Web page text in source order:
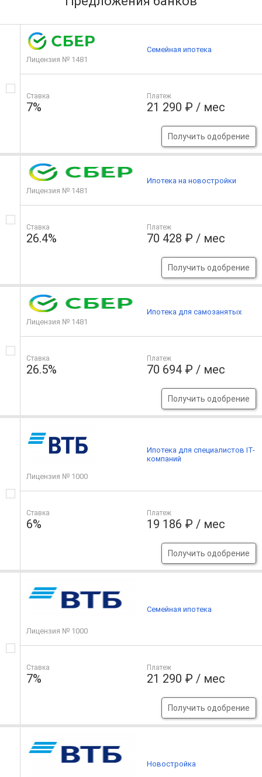
Лицензия № 1481
Ставка
7%
Платеж
21 290 ₽ / мес
Получить одобрение
Семейная ипотека
Лицензия № 1481
Ставка
26.4%
Платеж
70 428 ₽ / мес
Получить одобрение
Ипотека на новостройки
Лицензия № 1481
Ставка
26.5%
Платеж
70 694 ₽ / мес
Получить одобрение
Ипотека для самозанятых
Лицензия № 1000
Ставка
6%
Платеж
19 186 ₽ / мес
Получить одобрение
Ипотека для специалистов IT-
компаний
Лицензия № 1000
Ставка
7%
Платеж
21 290 ₽ / мес
Получить одобрение
Семейная ипотека
Новостройка